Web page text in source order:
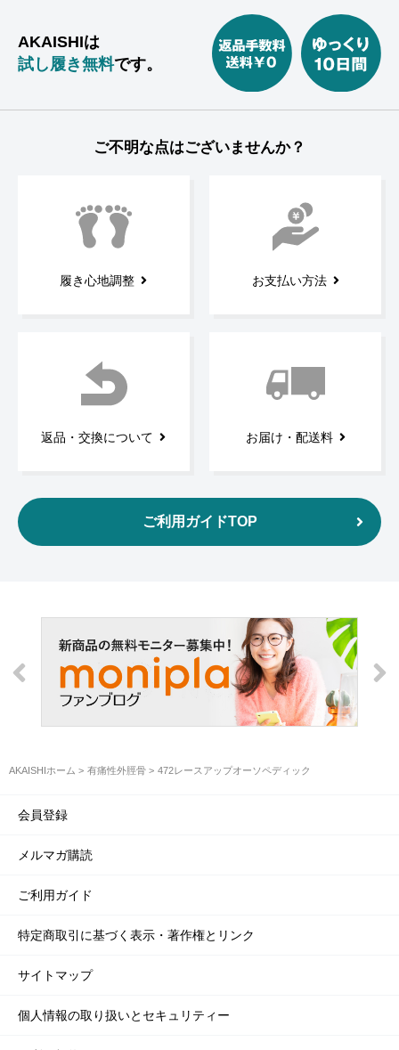
AKAISHIは
試し履き無料です。
ご不明な点はございませんか？
履き心地調整 お支払い方法
返品・交換について お届け・配送料
ご利用ガイドTOP
AKAISHIホーム 有痛性外脛骨 472レースアップオーソペディック
会員登録
メルマガ購読
ご利用ガイド
特定商取引に基づく表示・著作権とリンク
サイトマップ
個人情報の取り扱いとセキュリティー